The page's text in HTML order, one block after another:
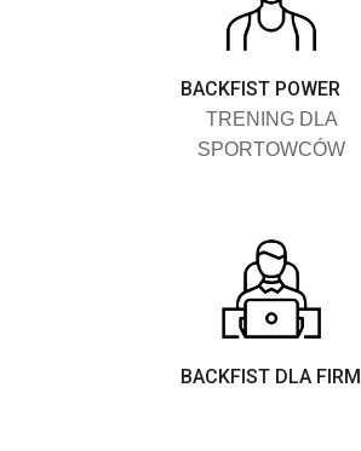
BACKFIST POWER
TRENING DLA
SPORTOWCÓW
BACKFIST DLA FIRM